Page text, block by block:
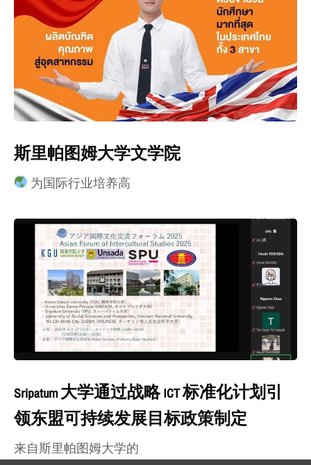
斯里帕图姆大学文学院
为国际行业培养高
Sripatum 大学通过战略 ICT 标准化计划引
领东盟可持续发展目标政策制定
来自斯里帕图姆大学的